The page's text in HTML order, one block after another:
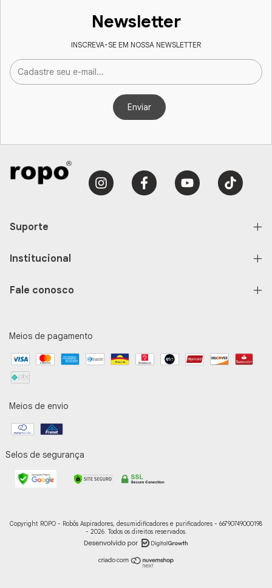
Newsletter
INSCREVA-SE EM NOSSA NEWSLETTER
Suporte
Institucional
Fale conosco
Meios de pagamento
Meios de envio
Selos de segurança
Copyright ROPO - Robôs Aspiradores, desumidificadores e purificadores - 66790749000198
- 2026. Todos os direitos reservados.